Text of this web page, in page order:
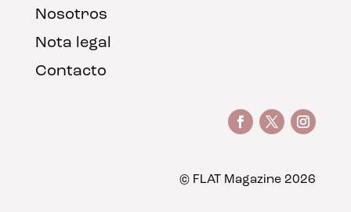
Nosotros
Nota legal
Contacto
© FLAT Magazine 2026